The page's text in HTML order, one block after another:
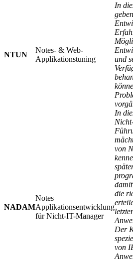
NTUN
Notes- & Web-
Applikationstuning
In
und
NADAM
Notes
Applikationsentwicklung
für Nicht-IT-Manager
In
von
die
Der
von